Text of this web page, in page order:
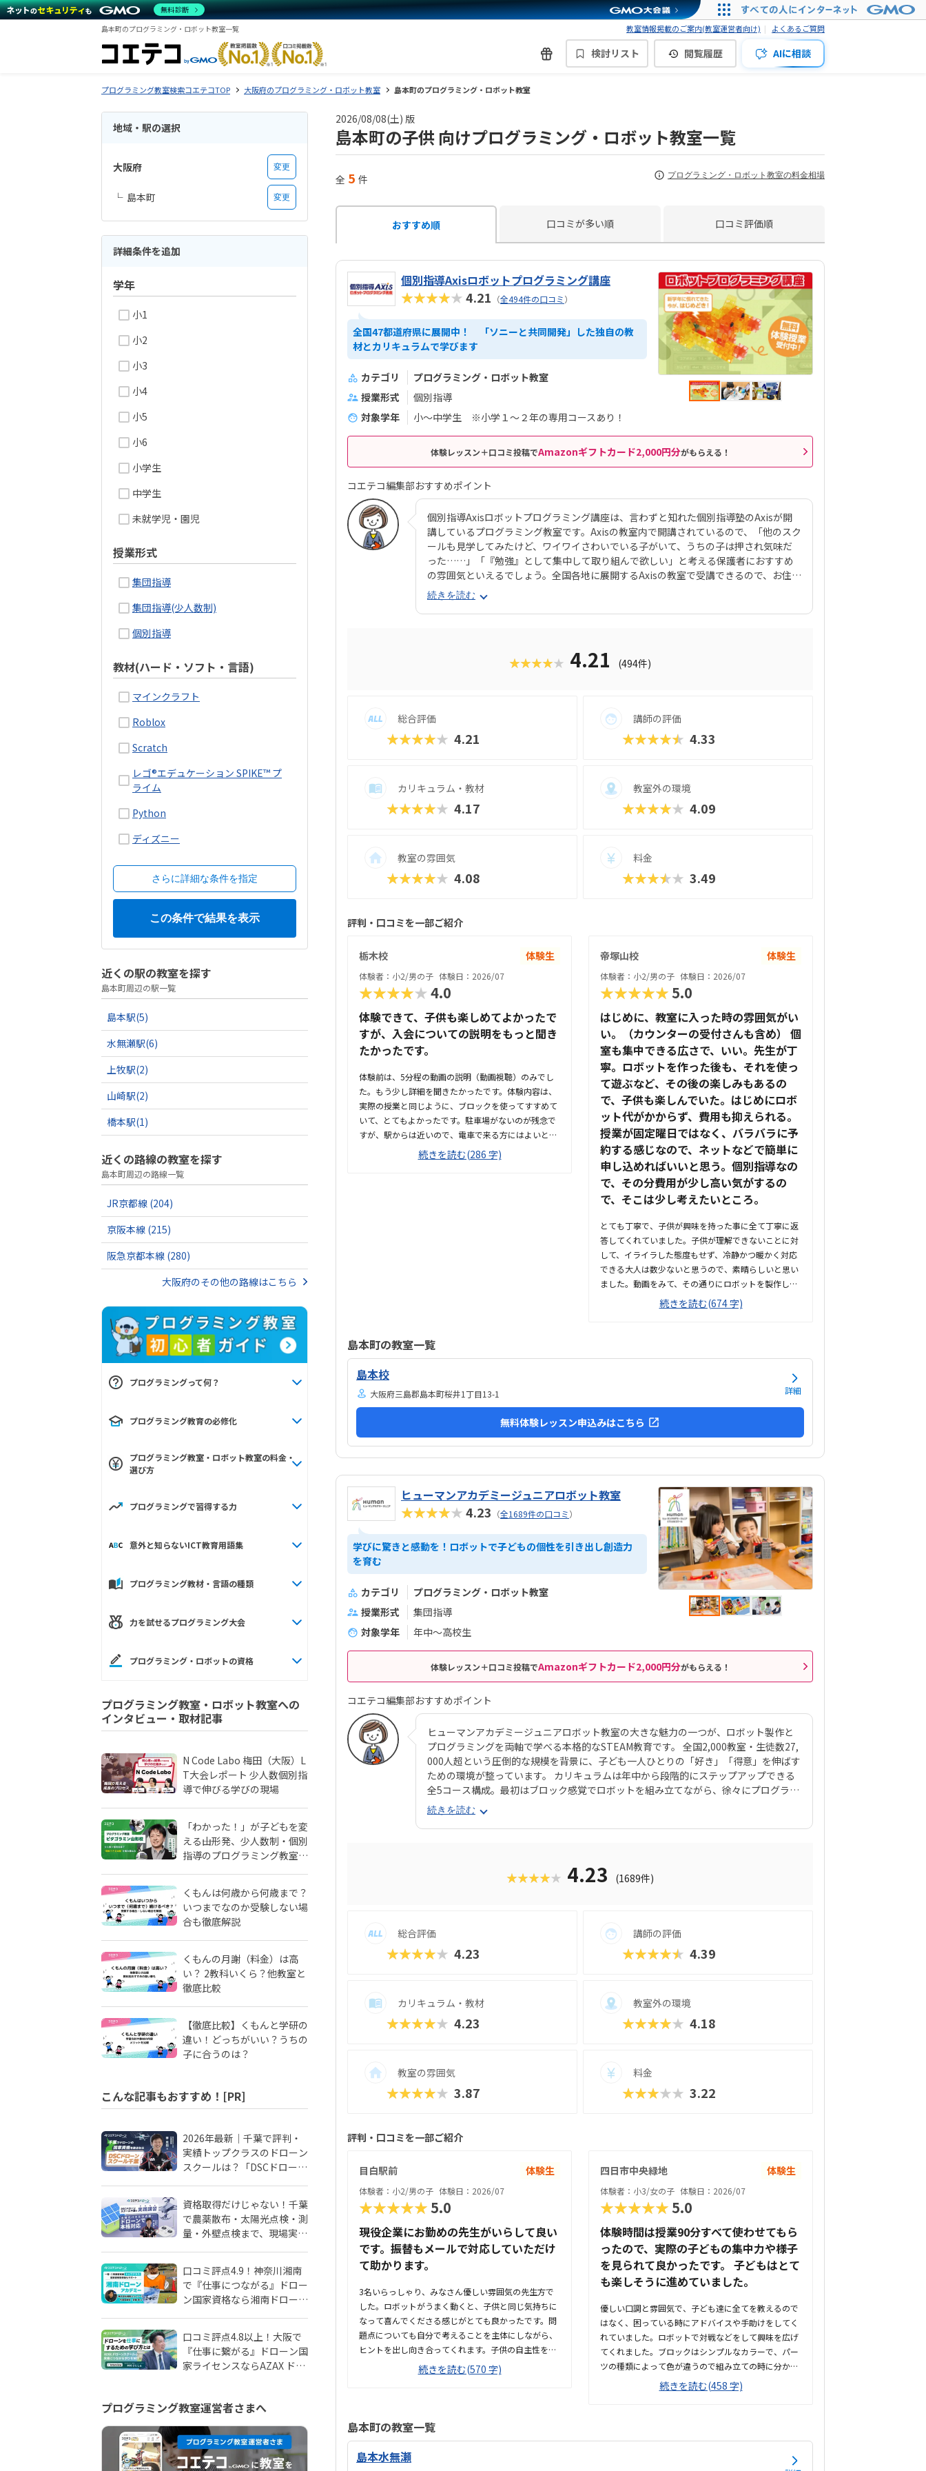
島本町のプログラミング・ロボット教室一覧 教室情報掲載のご案内(教室運営者向け) よくあるご質問
検討リスト 閲覧履歴 AIに相談
プログラミング教室検索コエテコTOP 大阪府のプログラミング・ロボット教室 島本町のプログラミング・ロボット教室
地域・駅の選択
大阪府 変更
島本町 変更
詳細条件を追加
学年
小1
小2
小3
小4
小5
小6
小学生
中学生
未就学児・園児
授業形式
集団指導
集団指導(少人数制)
個別指導
教材(ハード・ソフト・言語)
マインクラフト
Roblox
Scratch
レゴ®エデュケーション SPIKE™ プ
ライム
Python
ディズニー
さらに詳細な条件を指定
近くの駅の教室を探す
島本町周辺の駅一覧
島本駅(5)
水無瀬駅(6)
上牧駅(2)
山崎駅(2)
橋本駅(1)
近くの路線の教室を探す
島本町周辺の路線一覧
JR京都線 (204)
京阪本線 (215)
阪急京都本線 (280)
大阪府のその他の路線はこちら
プログラミングって何？
プログラミング教育の必修化
プログラミング教室・ロボット教室の料金・
選び方
プログラミングで習得する力
意外と知らないICT教育用語集
プログラミング教材・言語の種類
力を試せるプログラミング大会
プログラミング・ロボットの資格
プログラミング教室・ロボット教室への
インタビュー・取材記事
N Code Labo 梅田（大阪）L
T大会レポート 少人数個別指
導で伸びる学びの現場
「わかった！」が子どもを変
える――山形発、少人数制・個別
指導のプログラミング教室
くもんは何歳から何歳まで？
いつまでなのか受験しない場
合も徹底解説
くもんの月謝（料金）は高
い？ 2教科いくら？他教室と
徹底比較
【徹底比較】くもんと学研の
違い！どっちがいい？うちの
子に合うのは？
こんな記事もおすすめ！[PR]
2026年最新｜千葉で評判・
実績トップクラスのドローン
スクールは？「DSCドローン
資格取得だけじゃない！千葉
で農薬散布・太陽光点検・測
量・外壁点検まで、現場実務
口コミ評点4.9！神奈川湘南
で『仕事につながる』ドロー
ン国家資格なら湘南ドローン
口コミ評点4.8以上！大阪で
『仕事に繋がる』ドローン国
家ライセンスならAZAX ドロ
プログラミング教室運営者さまへ
2026/08/08(土) 版
島本町の子供 向けプログラミング・ロボット教室一覧
全 5 件 プログラミング・ロボット教室の料金相場
おすすめ順 口コミが多い順 口コミ評価順
個別指導Axisロボットプログラミング講座
★★★★★4.21 （全494件の口コミ）
全国47都道府県に展開中！ 「ソニーと共同開発」した独自の教
材とカリキュラムで学びます
カテゴリ
プログラミング・ロボット教室
授業形式
個別指導
対象学年
小～中学生 ※小学１～２年の専用コースあり！
体験レッスン＋口コミ投稿でAmazonギフトカード2,000円分がもらえる！
コエテコ編集部おすすめポイント
個別指導Axisロボットプログラミング講座は、言わずと知れた個別指導塾のAxisが開
講しているプログラミング教室です。Axisの教室内で開講されているので、「他のスク
ールも見学してみたけど、ワイワイさわいでいる子がいて、うちの子は押され気味だ
った……」「『勉強』として集中して取り組んで欲しい」と考える保護者におすすめ
の雰囲気といえるでしょう。全国各地に展開するAxisの教室で受講できるので、お住ま
いの近くでも通いやすい環境が見つかります。教材は運営会社のワオ・コーポレーシ
ョンとソニー・グローバルエデュケーションが共同開発したロボット、KOOV®︎（クー
ブ）。半透明のカラフルなブロックを組み合わせながらロボットを組み立てていくの
プログラミング言語「Python（パイソン）」を学べるマスターコースも用意されてい
＋テキスト費2,860円（80分×月2回）、マスターコースは11,000円＋教材費2,640円
＋テキスト費2,860円（80分×月2回）。年に1度のテキスト費以外、追加料金もかか
りません。明確な料金体系と通いやすさ、ある程度「勉強」の雰囲気を重視する方に
続きを読む
★★★★★ 4.21 (494件)
総合評価
★★★★★ 4.21
講師の評価
★★★★★ 4.33
カリキュラム・教材
★★★★★ 4.17
教室外の環境
★★★★★ 4.09
教室の雰囲気
★★★★★ 4.08
料金
★★★★★ 3.49
評判・口コミを一部ご紹介
栃木校 体験生
体験者：小2/男の子 体験日：2026/07
★★★★★4.0
体験できて、子供も楽しめてよかったで
すが、入会についての説明をもっと聞き
たかったです。
体験前は、5分程の動画の説明（動画視聴）のみでし
た。もう少し詳細を聞きたかったです。体験内容は、
実際の授業と同じように、ブロックを使ってすすめて
いて、とてもよかったです。駐車場がないのが残念で
すが、駅からは近いので、電車で来る方にはよいと思
います。駐輪場はあるようです。教室の雰囲気は、個
室なので他の様子はわからないです。いくつか部屋が
続きを読む(286 字)
帝塚山校 体験生
体験者：小2/男の子 体験日：2026/07
★★★★★5.0
はじめに、教室に入った時の雰囲気がい
い。（カウンターの受付さんも含め） 個
室も集中できる広さで、いい。先生が丁
寧。ロボットを作った後も、それを使っ
て遊ぶなど、その後の楽しみもあるの
で、子供も楽しんでいた。はじめにロボ
ット代がかからず、費用も抑えられる。
授業が固定曜日ではなく、バラバラに予
約する感じなので、ネットなどで簡単に
申し込めればいいと思う。個別指導なの
で、その分費用が少し高い気がするの
で、そこは少し考えたいところ。
とても丁寧で、子供が興味を持った事に全て丁寧に返
答してくれていました。子供が理解できないことに対
して、イライラした態度もせず、冷静かつ暖かく対応
できる大人は数少ないと思うので、素晴らしいと思い
ました。動画をみて、その通りにロボットを製作して
行くと言う感じでした。ロボットは教室でレンタルで
きるブロックや、モーターなどです。タブレットの操
す。駐輪スペースもあり、場所も道路面に接している
ルで無駄のない部屋でした。白を基調としているの
夫な感じはします。あと、動画を見ながら制作するの
あまり得意な事がなく、自分に...
続きを読む(674 字)
島本町の教室一覧
島本校
大阪府三島郡島本町桜井1丁目13-1 詳細
無料体験レッスン申込みはこちら
ヒューマンアカデミージュニアロボット教室
★★★★★4.23 （全1689件の口コミ）
学びに驚きと感動を！ロボットで子どもの個性を引き出し創造力
を育む
カテゴリ
プログラミング・ロボット教室
授業形式
集団指導
対象学年
年中～高校生
体験レッスン＋口コミ投稿でAmazonギフトカード2,000円分がもらえる！
コエテコ編集部おすすめポイント
ヒューマンアカデミージュニアロボット教室の大きな魅力の一つが、ロボット製作と
プログラミングを両軸で学べる本格的なSTEAM教育です。 全国2,000教室・生徒数27,
000人超という圧倒的な規模を背景に、子ども一人ひとりの「好き」「得意」を伸ばす
ための環境が整っています。 カリキュラムは年中から段階的にステップアップできる
全5コース構成。最初はブロック感覚でロボットを組み立てながら、徐々にプログラミ
ング要素も加わっていきます。 使用する教材は、ロボットクリエイター・高橋智隆先
生と共同開発されたオリジナルキットです。70種類以上のロボットが作れるパーツ構
成で、飽きずに続けやすい点も特徴です。 月2回の90分授業では、ロボットを完成させ
行錯誤しながらロボットを動かす経験は、創造力や論理的思考力を育むだけでなく、
続きを読む
★★★★★ 4.23 (1689件)
総合評価
★★★★★ 4.23
講師の評価
★★★★★ 4.39
カリキュラム・教材
★★★★★ 4.23
教室外の環境
★★★★★ 4.18
教室の雰囲気
★★★★★ 3.87
料金
★★★★★ 3.22
評判・口コミを一部ご紹介
目白駅前 体験生
体験者：小2/男の子 体験日：2026/07
★★★★★5.0
現役企業にお勤めの先生がいらして良い
です。振替もメールで対応していただけ
て助かります。
3名いらっしゃり、みなさん優しい雰囲気の先生方で
した。ロボットがうまく動くと、子供と同じ気持ちに
なって喜んでくださる感じがとても良かったです。問
題点についても自分で考えることを主体にしながら、
ヒントを出し向き合ってくれます。子供の自主性を重
んじている雰囲気が良いと感じました。ただ子供に全
て丸投げではなく、広い机の上に「教科書とキットを
もヒントをいただきながら、自分で教科書を読んで作
り上げていました。駅近くですが、静かな環境です。
急な坂道があるので、暑い夏など、重いキットを背負
っていく小さな子供には少し大変かも。清潔で、安心
続きを読む(570 字)
四日市中央緑地 体験生
体験者：小3/女の子 体験日：2026/07
★★★★★5.0
体験時間は授業90分すべて使わせてもら
ったので、実際の子どもの集中力や様子
を見られて良かったです。 子どもはとて
も楽しそうに進めていました。
優しい口調と雰囲気で、子ども達に全てを教えるので
はなく、困っている時にアドバイスや手助けをしてく
れていました。ロボットで対戦などをして興味を広げ
てくれました。ブロックはシンプルなカラーで、パー
ツの種類によって色が違うので組み立ての時に分かり
やすそうでした。子どもが興味を持ちそうなロボット
の形や動きがあり良かったです。駐車場は停めやす
と思いました。教室はシンプルで余計なものが置いて
を1日に2コマとれたり、翌月に回したりできるのは助
続きを読む(458 字)
島本町の教室一覧
島本水無瀬
無料診断